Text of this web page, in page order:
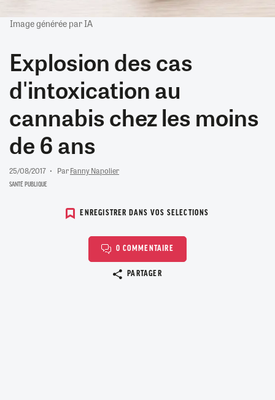
Image générée par IA
Explosion des cas
d'intoxication au
cannabis chez les moins
de 6 ans
25/08/2017 ParFanny Napolier
SANTÉ PUBLIQUE
ENREGISTRER DANS VOS SELECTIONS
0 COMMENTAIRE
PARTAGER